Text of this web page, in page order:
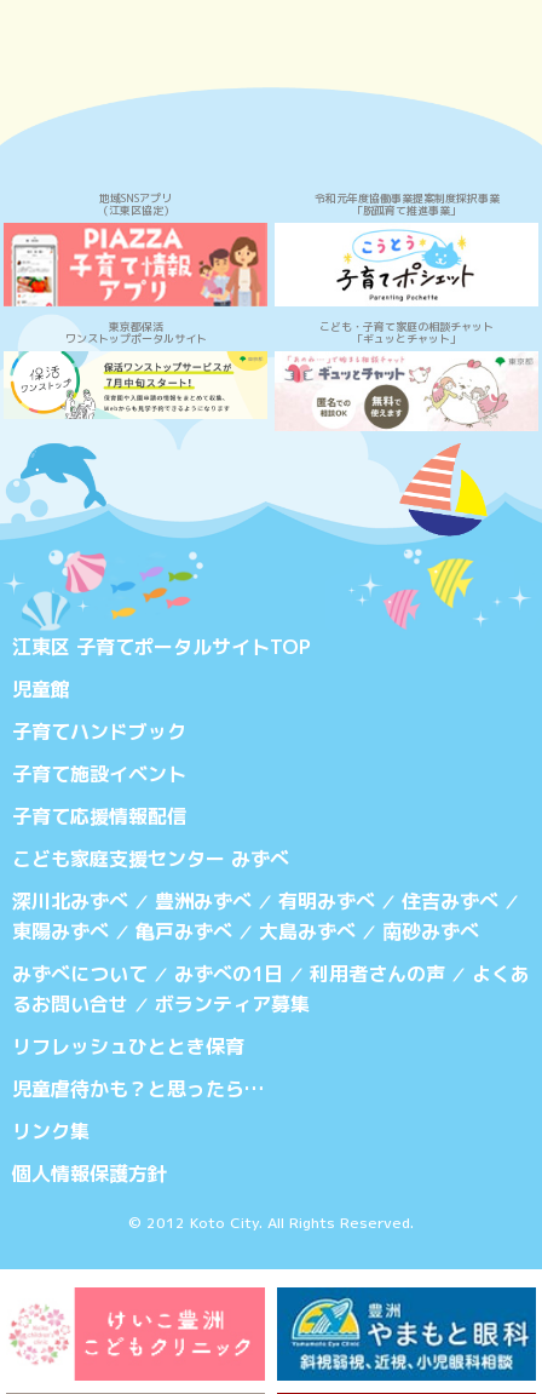
地域SNSアプリ
（江東区協定）
令和元年度協働事業提案制度採択事業
「脱孤育て推進事業」
東京都保活
ワンストップポータルサイト
こども・子育て家庭の相談チャット
「ギュッとチャット」
江東区 子育てポータルサイトTOP
児童館
子育てハンドブック
子育て施設イベント
子育て応援情報配信
こども家庭支援センター みずべ
深川北みずべ ／ 豊洲みずべ ／ 有明みずべ ／ 住吉みずべ ／
東陽みずべ ／ 亀戸みずべ ／ 大島みずべ ／ 南砂みずべ
みずべについて ／ みずべの1日 ／ 利用者さんの声 ／ よくあ
るお問い合せ ／ ボランティア募集
リフレッシュひととき保育
児童虐待かも？と思ったら…
リンク集
個人情報保護方針
© 2012 Koto City. All Rights Reserved.